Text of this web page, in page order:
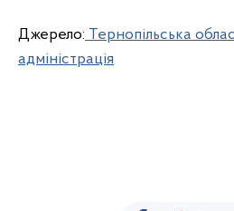
Джерело: Тернопільська
адміністрація